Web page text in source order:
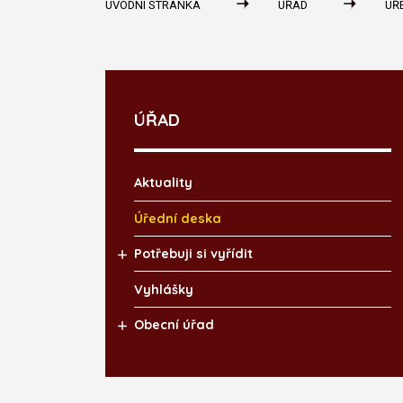
ÚVODNÍ STRÁNKA ÚŘAD
ÚŘAD
Aktuality
Úřední deska
Potřebuji si vyřídit
Vyhlášky
Obecní úřad